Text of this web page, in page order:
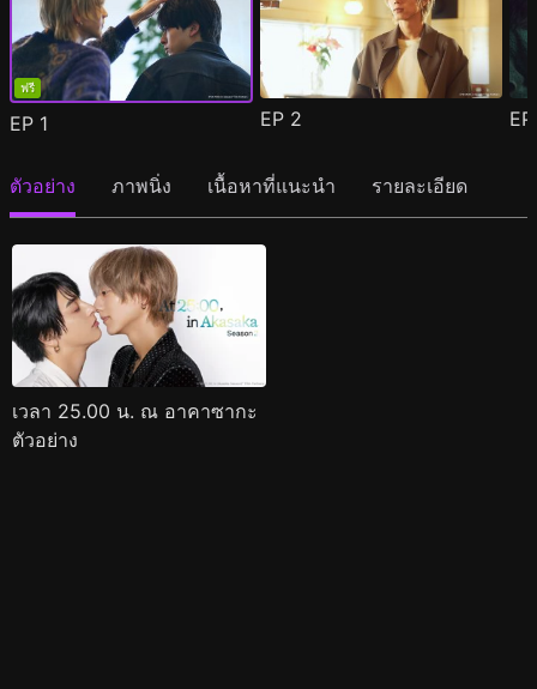
ฟรี
EP 1 EP 2
ตัวอย่าง ภาพนิ่ง เนื้อหาที่แนะนำ รายละเอียด
เวลา 25.00 น. ณ อาคาซากะ
ตัวอย่าง